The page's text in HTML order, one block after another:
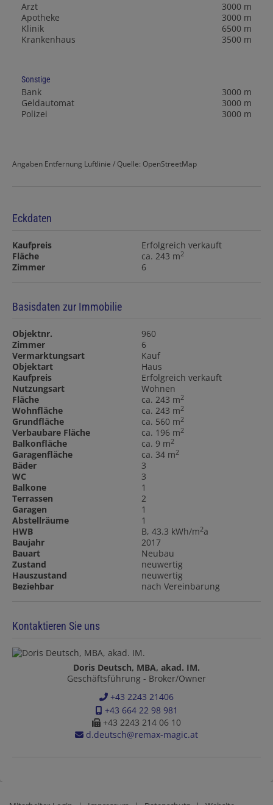
Arzt
3000 m
Apotheke
3000 m
Klinik
6500 m
Krankenhaus
3500 m
Sonstige
Bank
3000 m
Geldautomat
3000 m
Polizei
3000 m
Angaben Entfernung Luftlinie / Quelle: OpenStreetMap
Eckdaten
Kaufpreis
Erfolgreich verkauft
Fläche
ca. 243 m2
Zimmer 6
Basisdaten zur Immobilie
Objektnr.
960
Zimmer
6
Vermarktungsart
Kauf
Objektart
Haus
Kaufpreis
Erfolgreich verkauft
Nutzungsart
Wohnen
Fläche
ca. 243 m2
Wohnfläche ca. 243 m2
Grundfläche ca. 560 m2
Verbaubare Fläche ca. 196 m2
Balkonfläche ca. 9 m2
Garagenfläche ca. 34 m2
Bäder
3
WC
3
Balkone
1
Terrassen
2
Garagen
1
Abstellräume
1
HWB
B, 43.3 kWh/m2a
Baujahr
2017
Bauart
Neubau
Zustand
neuwertig
Hauszustand
neuwertig
Beziehbar
nach Vereinbarung
Kontaktieren Sie uns
Doris Deutsch, MBA, akad. IM.
Geschäftsführung - Broker/Owner
+43 2243 21406
+43 664 22 98 981
+43 2243 214 06 10
d.deutsch@remax-magic.at